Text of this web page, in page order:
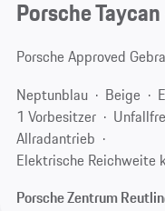
Porsche
Porsche Approved
Neptunblau
Beige
1 Vorbesitzer
Allradantrieb
Elektrische Reichweite
Porsche Zentrum